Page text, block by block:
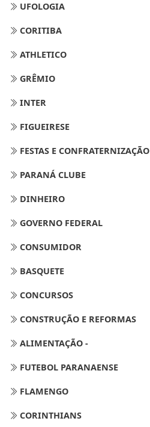
UFOLOGIA
CORITIBA
ATHLETICO
GRÊMIO
INTER
FIGUEIRESE
FESTAS E CONFRATERNIZAÇÃO
PARANÁ CLUBE
DINHEIRO
GOVERNO FEDERAL
CONSUMIDOR
BASQUETE
CONCURSOS
CONSTRUÇÃO E REFORMAS
ALIMENTAÇÃO -
FUTEBOL PARANAENSE
FLAMENGO
CORINTHIANS